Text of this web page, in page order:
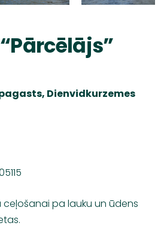
Dienvidkurzemes
ceļošanai pa lauku un ūdens
.